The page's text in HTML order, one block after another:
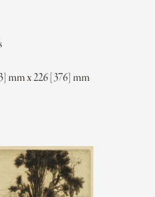
mm x 226 [376] mm